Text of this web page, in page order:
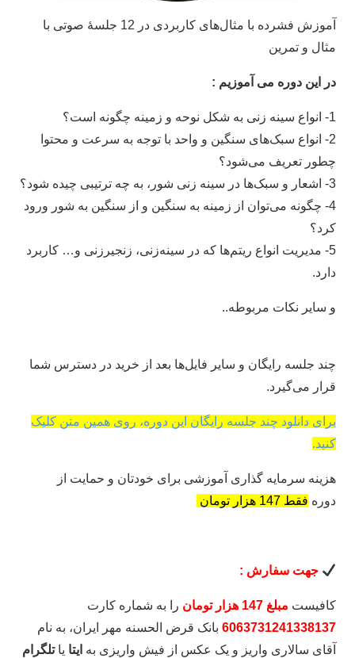
آموزش فشرده با مثال‌های کاربردی در 12 جلسۀ صوتی با
مثال و تمرین
در این دوره می‌ آموزیم :
1- انواع سینه زنی به شکل نوحه و زمینه چگونه است؟
2- انواع سبک‌های سنگین و واحد با توجه به سرعت و محتوا
چطور تعریف می‌شود؟
3- اشعار و سبک‌ها در سینه زنی شور، به چه ترتیبی چیده شود؟
4- چگونه می‌توان از زمینه به سنگین و از سنگین به شور ورود
کرد؟
5- مدیریت انواع ریتم‌ها که در سینه‌زنی، زنجیرزنی و… کاربرد
دارد.
و سایر نکات مربوطه..
چند جلسه رایگان و سایر فایل‌ها بعد از خرید در دسترس شما
قرار می‌گیرد.
برای دانلود چند جلسه رایگان این دوره، روی همین متن کلیک
کنید.
هزینه سرمایه گذاری آموزشی برای خودتان و حمایت از
دوره فقط 147 هزار تومان
جهت سفارش :
کافیست مبلغ 147 هزار تومان
را به شماره کارت
6063731241338137 بانک قرض الحسنه مهر ایران، به نام
آقای سالاری واریز و یک عکس از فیش واریزی به ایتا یاتلگرام